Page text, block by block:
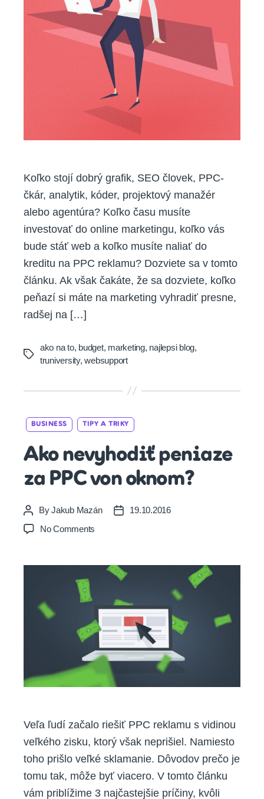
Koľko stojí dobrý grafik, SEO človek, PPC-
čkár, analytik, kóder, projektový manažér
alebo agentúra? Koľko času musíte
investovať do online marketingu, koľko vás
bude stáť web a koľko musíte naliať do
kreditu na PPC reklamu? Dozviete sa v tomto
článku. Ak však čakáte, že sa dozviete, koľko
peňazí si máte na marketing vyhradiť presne,
radšej na […]
Tags
ako na to, budget, marketing, najlepsi blog,
truniversity,websupport
Categories
BUSINESS TIPY A TRIKY
Ako nevyhodiť peniaze
za PPC von oknom?
Post
author
ByJakub Mazán
Post19.10.2016
No Comments
peniaze
von
oknom?
Veľa ľudí začalo riešiť PPC reklamu s vidinou
veľkého zisku, ktorý však neprišiel. Namiesto
toho prišlo veľké sklamanie. Dôvodov prečo je
tomu tak, môže byť viacero. V tomto článku
vám priblížime 3 najčastejšie príčiny, kvôli